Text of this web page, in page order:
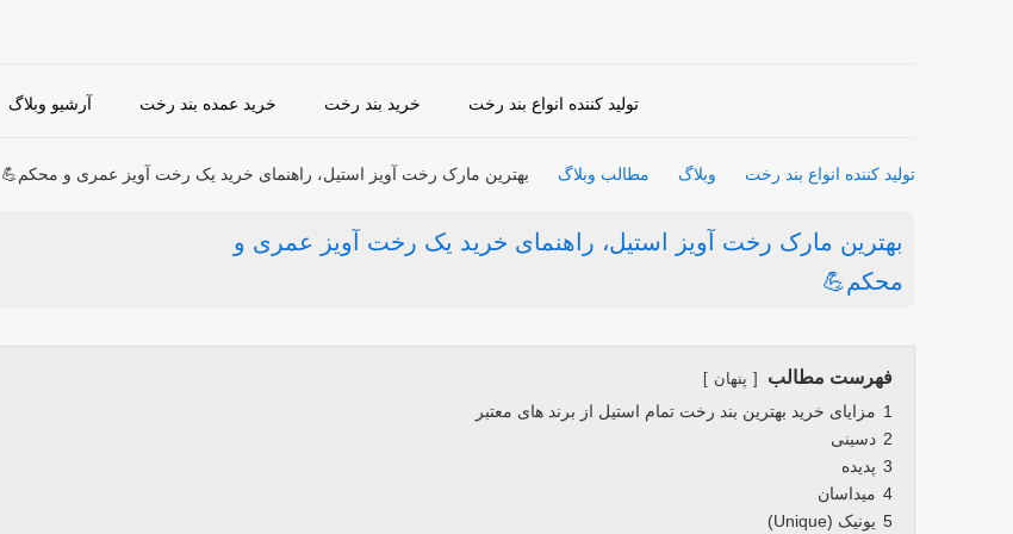
تولید کننده انواع بند رخت خرید بند رخت خرید عمده بند رخت آرشیو وبلاگ
تولید کننده انواع بند رخت وبلاگ مطالب وبلاگ بهترین مارک رخت آویز استیل، راهنمای خرید یک رخت آویز عمری و محکم💪
بهترین مارک رخت آویز استیل، راهنمای خرید یک رخت آویز عمری و
محکم💪
فهرست مطالب پنهان
1 مزایای خرید بهترین بند رخت تمام استیل از برند های معتبر
2 دسینی
3 پدیده
4 میداسان
5 یونیک (Unique)